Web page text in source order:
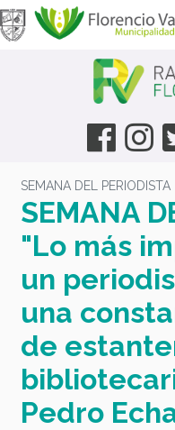
SEMANA DEL PERIODISTA
SEMANA
"Lo más
un
una
de
Pedro